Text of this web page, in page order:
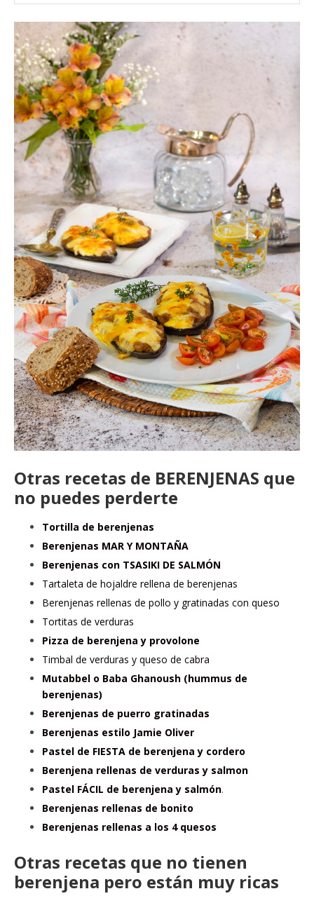
Otras recetas de BERENJENAS que
no puedes perderte
Tortilla de berenjenas
Berenjenas MAR Y MONTAÑA
Berenjenas con TSASIKI DE SALMÓN
Tartaleta de hojaldre rellena de berenjenas
Berenjenas rellenas de pollo y gratinadas con queso
Tortitas de verduras
Pizza de berenjena y provolone
Timbal de verduras y queso de cabra
Mutabbel o Baba Ghanoush (hummus de
berenjenas)
Berenjenas de puerro gratinadas
Berenjenas estilo Jamie Oliver
Pastel de FIESTA de berenjena y cordero
Berenjena rellenas de verduras y salmon
Pastel FÁCIL de berenjena y salmón.
Berenjenas rellenas de bonito
Berenjenas rellenas a los 4 quesos
Otras recetas que no tienen
berenjena pero están muy ricas